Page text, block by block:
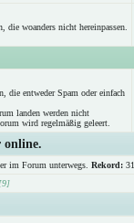
die woanders nicht hereinpassen.
die entweder Spam oder einfach
landen werden nicht
wird regelmäßig geleert.
online.
im Forum unterwegs. Rekord: